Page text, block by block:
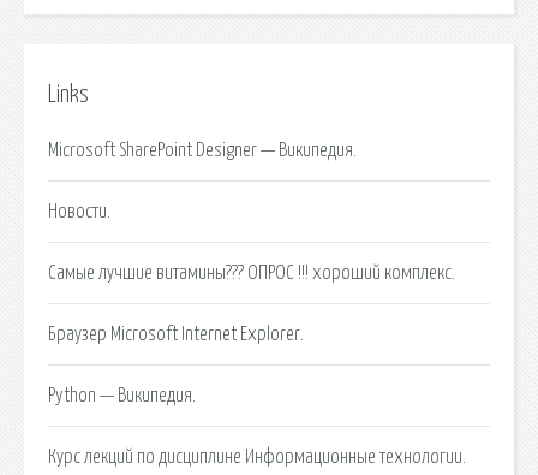
Links
Microsoft SharePoint Designer — Википедия.
Новости.
Самые лучшие витамины??? ОПРОС !!! хороший комплекс.
Браузер Microsoft Internet Explorer.
Python — Википедия.
Курс лекций по дисциплине Информационные технологии.